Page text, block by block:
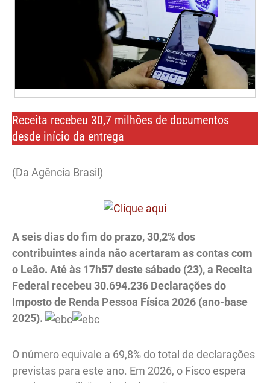
Receita recebeu 30,7 milhões de documentos
desde início da entrega
(Da Agência Brasil)
A seis dias do fim do prazo, 30,2% dos
contribuintes ainda não acertaram as contas com
o Leão. Até às 17h57 deste sábado (23), a Receita
Federal recebeu 30.694.236 Declarações do
Imposto de Renda Pessoa Física 2026 (ano-base
2025).
O número equivale a 69,8% do total de declarações
previstas para este ano. Em 2026, o Fisco espera